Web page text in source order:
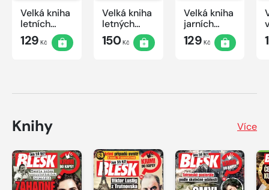
Velká kniha
letních
křížovek
2026
129 Kč
Velká kniha
letných
krížoviek s
TV JOJ
150Kč
Velká kniha
jarních
křížovek
2026
129 Kč
Knihy Více